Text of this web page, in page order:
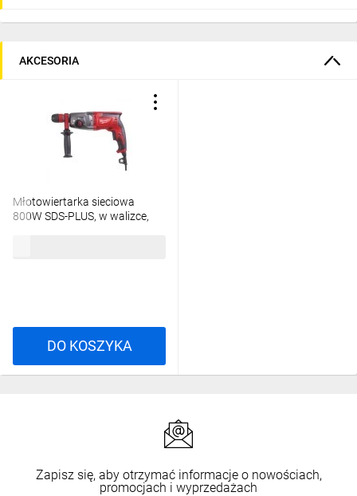
AKCESORIA
Młotowiertarka sieciowa
800W SDS-PLUS, w walizce,
DO KOSZYKA
Zapisz się, aby otrzymać informacje o nowościach,
promocjach i wyprzedażach